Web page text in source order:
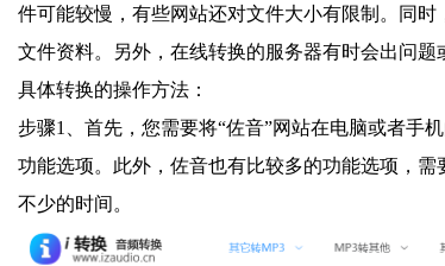
件可能较慢，有些网站还对文件大小有限制。同
文件资料。另外，在线转换的服务器有时会出问题
具体转换的操作方法：
步骤1、首先，您需要将“佐音”网站在电脑或者手
功能选项。此外，佐音也有比较多的功能选项，
不少的时间。